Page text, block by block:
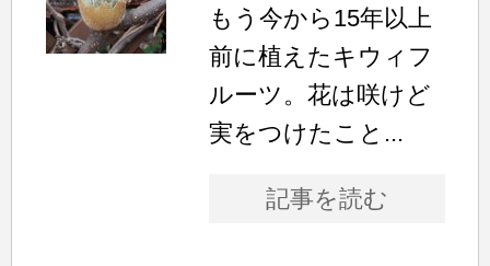
もう今から15年以上
前に植えたキウィフ
ルーツ。花は咲けど
実をつけたこと...
記事を読む